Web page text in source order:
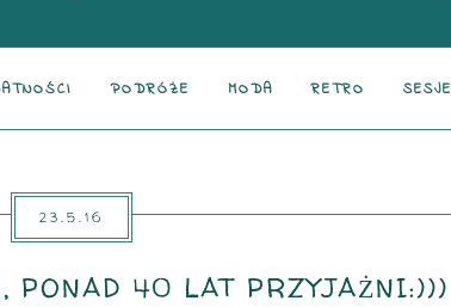
PODRÓŻE MODA RETRO SESJE
23.5.16
PONAD 40 LAT PRZYJAŻNI:)))